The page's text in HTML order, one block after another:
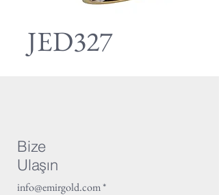
JED327
Bize
Ulaşın
info@emirgold.com